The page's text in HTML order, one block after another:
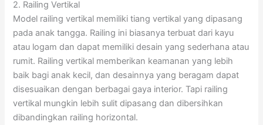
2. Railing Vertikal
Model railing vertikal memiliki tiang vertikal yang dipasang
pada anak tangga. Railing ini biasanya terbuat dari kayu
atau logam dan dapat memiliki desain yang sederhana atau
rumit. Railing vertikal memberikan keamanan yang lebih
baik bagi anak kecil, dan desainnya yang beragam dapat
disesuaikan dengan berbagai gaya interior. Tapi railing
vertikal mungkin lebih sulit dipasang dan dibersihkan
dibandingkan railing horizontal.